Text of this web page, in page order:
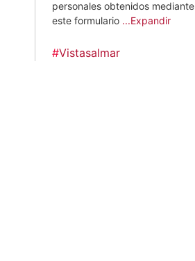
personales obtenidos mediante
este formulario ...Expandir
#Vistasalmar